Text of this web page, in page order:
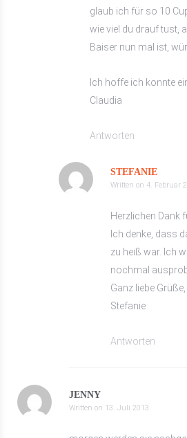
glaub ich für so 10
wie viel du drauf tust,
Baiser nun mal ist,
Ich hoffe ich konnte
Claudia
Antworten
STEFANIE
Written on 4. Februar
Herzlichen Dank
Ich denke, dass
zu heiß war. Ich
nochmal
Ganz liebe Grüße,
Stefanie
Antworten
JENNY
Written on 13. Juli 2013